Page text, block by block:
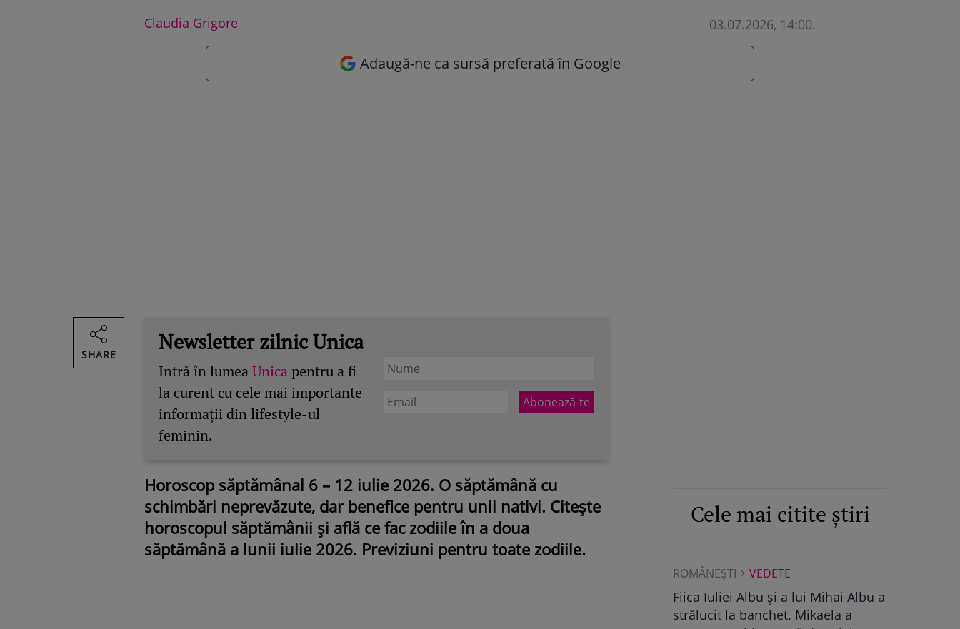
Claudia Grigore 03.07.2026, 14:00.
Adaugă-ne ca sursă preferată în Google
Newsletter zilnic Unica
Intră în lumeaUnica pentru a fi
la curent cu cele mai importante
informații din lifestyle-ul
feminin.
Horoscop săptămânal 6 – 12 iulie 2026. O săptămână cu
schimbări neprevăzute, dar benefice pentru unii nativi. Citește
horoscopul săptămânii și află ce fac zodiile în a doua
săptămână a lunii iulie 2026. Previziuni pentru toate zodiile.
SHARE
Cele mai citite știri
ROMÂNEŞTI VEDETE
Maya Castellano, show cu trupa de
dans. Cum și-a surprins Antonia